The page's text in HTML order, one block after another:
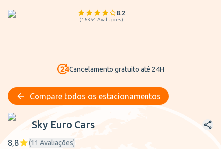
8.2
(16354 Avaliações)
Cancelamento gratuito até 24H
Compare todos os estacionamentos
Sky Euro Cars
Sky Euro Cars
8,8 (11 Avaliações)